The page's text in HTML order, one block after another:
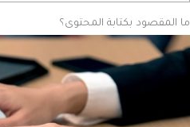
ما المقصود بكتابة المحتوى؟